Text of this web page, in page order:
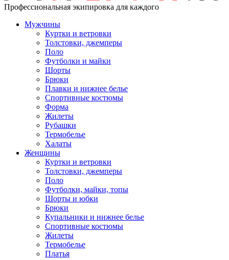
Профессиональная экипировка для каждого
Мужчины
Куртки и ветровки
Толстовки, джемперы
Поло
Футболки и майки
Шорты
Брюки
Плавки и нижнее белье
Спортивные костюмы
Форма
Жилеты
Рубашки
Термобелье
Халаты
Женщины
Куртки и ветровки
Толстовки, джемперы
Поло
Футболки, майки, топы
Шорты и юбки
Брюки
Купальники и нижнее белье
Спортивные костюмы
Жилеты
Термобелье
Платья